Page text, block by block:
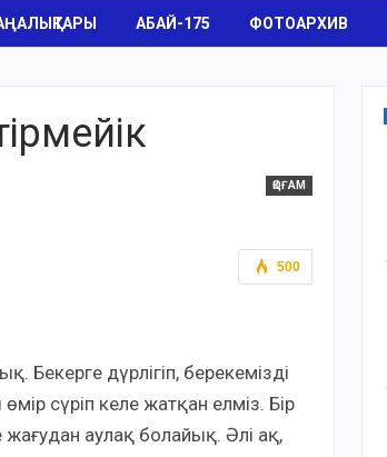
АБАЙ-175 ФОТОАРХИВ
ҚОҒАМ
500
Бекерге дүрлігіп, берекемізді
сүріп келе жатқан елміз. Бір
аулақ болайық. Әлі ақ,